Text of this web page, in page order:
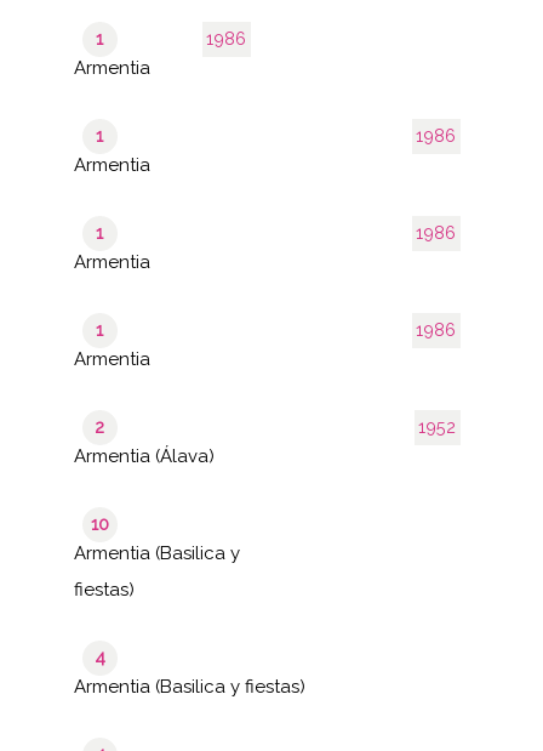
1986
1
Armentia
1986
1
Armentia
1986
1
Armentia
1986
1
Armentia
1952
2
Armentia (Álava)
10
Armentia (Basilica y
fiestas)
4
Armentia (Basilica y fiestas)